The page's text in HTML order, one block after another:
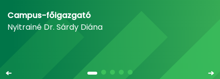
Campus-főigazgató
Nyitrainé Dr. Sárdy Diána